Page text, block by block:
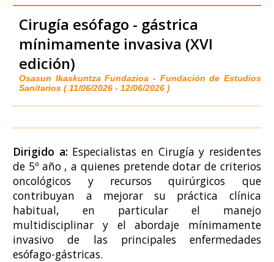
Cirugía esófago - gástrica
mínimamente invasiva (XVI
edición)
Osasun Ikaskuntza Fundazioa - Fundación de Estudios
Sanitarios ( 11/06/2026 - 12/06/2026 )
Dirigido a: Especialistas en Cirugía y residentes
de 5º año , a quienes pretende dotar de criterios
oncológicos y recursos quirúrgicos que
contribuyan a mejorar su práctica clínica
habitual, en particular el manejo
multidisciplinar y el abordaje mínimamente
invasivo de las principales enfermedades
esófago-gástricas.